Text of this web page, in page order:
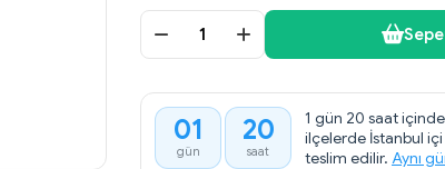
01
gün
20
saat
1 gün 20 saat
ilçelerde İstanbul
teslim edilir. Aynı